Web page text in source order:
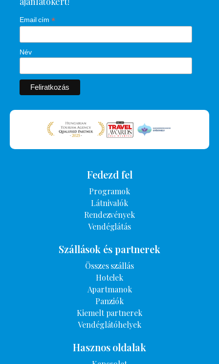
Email cím *
Név
Fedezd fel
Programok
Látnivalók
Rendezvények
Vendéglátás
Szállások és partnerek
Összes szállás
Hotelek
Apartmanok
Panziók
Kiemelt partnerek
Vendéglátóhelyek
Hasznos oldalak